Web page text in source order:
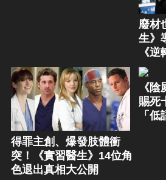
廢材
生》
《
得罪主創、爆發肢體衝
突！《實習醫生》14位角
色退出真相大公開
《
賜死
「